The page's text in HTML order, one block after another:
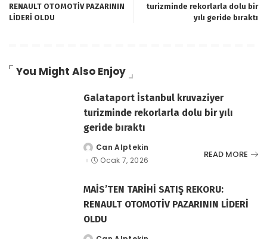
RENAULT OTOMOTİV PAZARININ
LİDERİ OLDU
turizminde rekorlarla dolu bir
yılı geride bıraktı
You Might Also Enjoy
Galataport İstanbul kruvaziyer
turizminde rekorlarla dolu bir yılı
geride bıraktı
tarafından
gönderildi
Can Alptekin
Ocak 7, 2026
READ MORE
MAİS’TEN TARİHİ SATIŞ REKORU:
RENAULT OTOMOTİV PAZARININ LİDERİ
OLDU